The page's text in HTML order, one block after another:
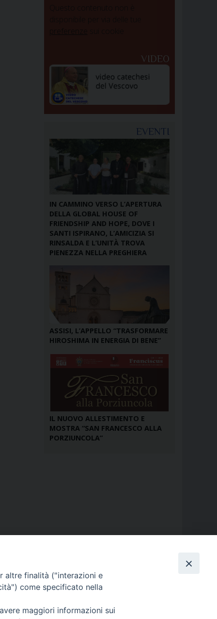
VIDEO
EVENTI
IN CAMMINO VERSO L’APERTURA
DELLA GLOBAL HOUSE OF
FRIENDSHIP AND HOPE, DOVE I
SANTI ISPIRANO, L’AMICIZIA SI
RINSALDA E L’UNITÀ TROVA
PIENEZZA NELLA PREGHIERA
ASSISI, L’APPELLO “TRASFORMARE
HIROSHIMA IN ENERGIA DI BENE”
IL NUOVO ALLESTIMENTO E
MOSTRA “SAN FRANCESCO ALLA
PORZIUNCOLA”
altre finalità ("interazioni e
come specificato nella
maggiori informazioni sui